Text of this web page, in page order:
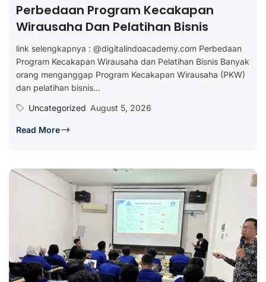
Perbedaan Program Kecakapan
Wirausaha Dan Pelatihan Bisnis
link selengkapnya : @digitalindoacademy.com Perbedaan
Program Kecakapan Wirausaha dan Pelatihan Bisnis Banyak
orang menganggap Program Kecakapan Wirausaha (PKW)
dan pelatihan bisnis...
Uncategorized August 5, 2026
Read More